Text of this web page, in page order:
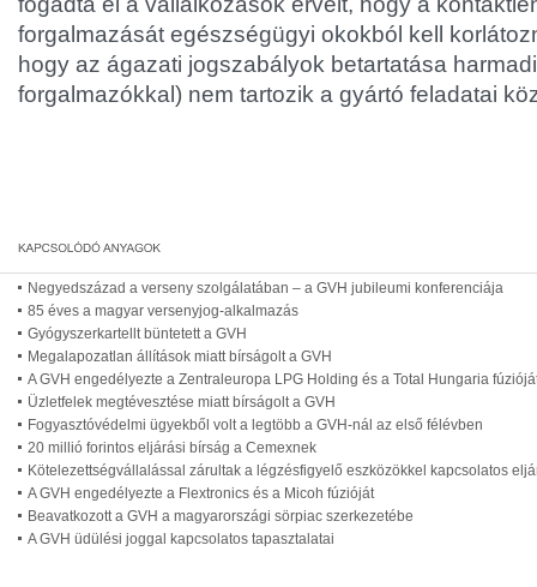
forgalmazását egészségügyi okokból kell
hogy az ágazati jogszabályok betartatása
forgalmazókkal) nem tartozik a gyártó feladatai
Negyedszázad a verseny szolgálatában – a GVH jubileumi konferenciája
85 éves a magyar versenyjog-alkalmazás
Gyógyszerkartellt büntetett a GVH
Megalapozatlan állítások miatt bírságolt a GVH
A GVH engedélyezte a Zentraleuropa LPG Holding és a Total Hungaria
Üzletfelek megtévesztése miatt bírságolt a GVH
Fogyasztóvédelmi ügyekből volt a legtöbb a GVH-nál az első félévben
20 millió forintos eljárási bírság a Cemexnek
Kötelezettségvállalással zárultak a légzésfigyelő eszközökkel kapcsolatos
A GVH engedélyezte a Flextronics és a Micoh fúzióját
Beavatkozott a GVH a magyarországi sörpiac szerkezetébe
A GVH üdülési joggal kapcsolatos tapasztalatai